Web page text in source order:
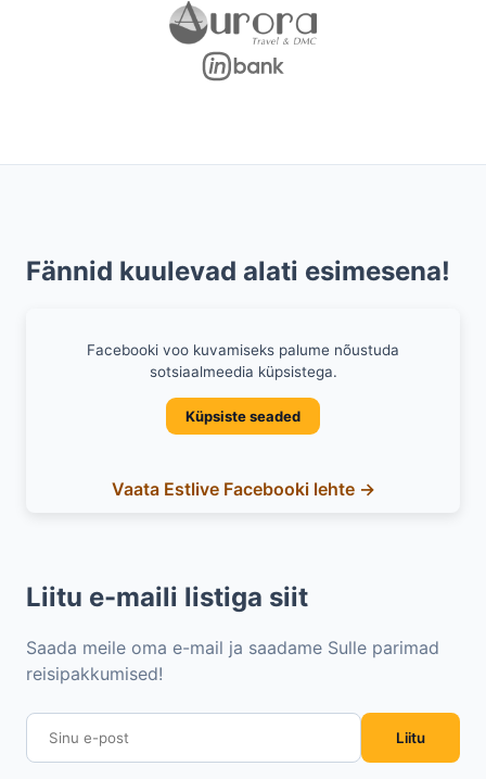
Fännid kuulevad alati esimesena!
Facebooki voo kuvamiseks palume nõustuda
sotsiaalmeedia küpsistega.
Küpsiste seaded
Vaata Estlive Facebooki lehte →
Liitu e-maili listiga siit
Saada meile oma e-mail ja saadame Sulle parimad
reisipakkumised!
Liitu